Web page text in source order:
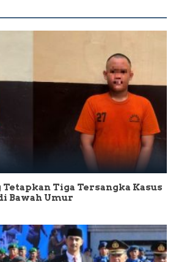
Tiga Tersangka Kasus
Bawah Umur